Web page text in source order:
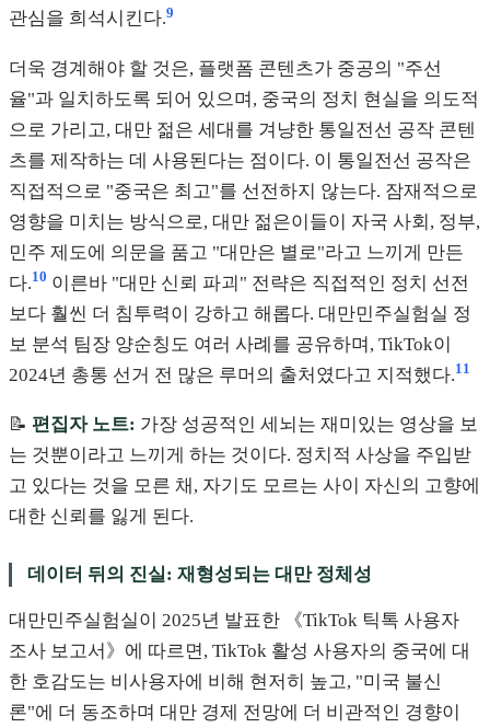
관심을 희석시킨다.9
더욱 경계해야 할 것은, 플랫폼 콘텐츠가 중공의 "주선
율"과 일치하도록 되어 있으며, 중국의 정치 현실을 의도적
으로 가리고, 대만 젊은 세대를 겨냥한 통일전선 공작 콘텐
츠를 제작하는 데 사용된다는 점이다. 이 통일전선 공작은
직접적으로 "중국은 최고"를 선전하지 않는다. 잠재적으로
영향을 미치는 방식으로, 대만 젊은이들이 자국 사회, 정부,
민주 제도에 의문을 품고 "대만은 별로"라고 느끼게 만든
다.10 이른바 "대만 신뢰 파괴" 전략은 직접적인 정치 선전
보다 훨씬 더 침투력이 강하고 해롭다. 대만민주실험실 정
보 분석 팀장 양순칭도 여러 사례를 공유하며, TikTok이
2024년 총통 선거 전 많은 루머의 출처였다고 지적했다.11
📝 편집자 노트: 가장 성공적인 세뇌는 재미있는 영상을 보
는 것뿐이라고 느끼게 하는 것이다. 정치적 사상을 주입받
고 있다는 것을 모른 채, 자기도 모르는 사이 자신의 고향에
대한 신뢰를 잃게 된다.
데이터 뒤의 진실: 재형성되는 대만 정체성
대만민주실험실이 2025년 발표한 《TikTok 틱톡 사용자
조사 보고서》에 따르면, TikTok 활성 사용자의 중국에 대
한 호감도는 비사용자에 비해 현저히 높고, "미국 불신
론"에 더 동조하며 대만 경제 전망에 더 비관적인 경향이